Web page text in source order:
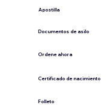
​Apostilla
Documentos de asilo
Ordene ahora
Certificado de nacimiento
Folleto